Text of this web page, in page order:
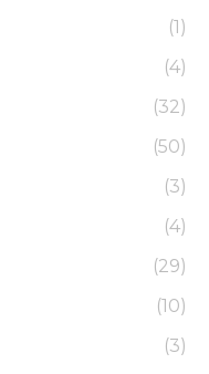
(1)
(4)
(32)
(50)
(3)
(4)
(29)
(10)
(3)